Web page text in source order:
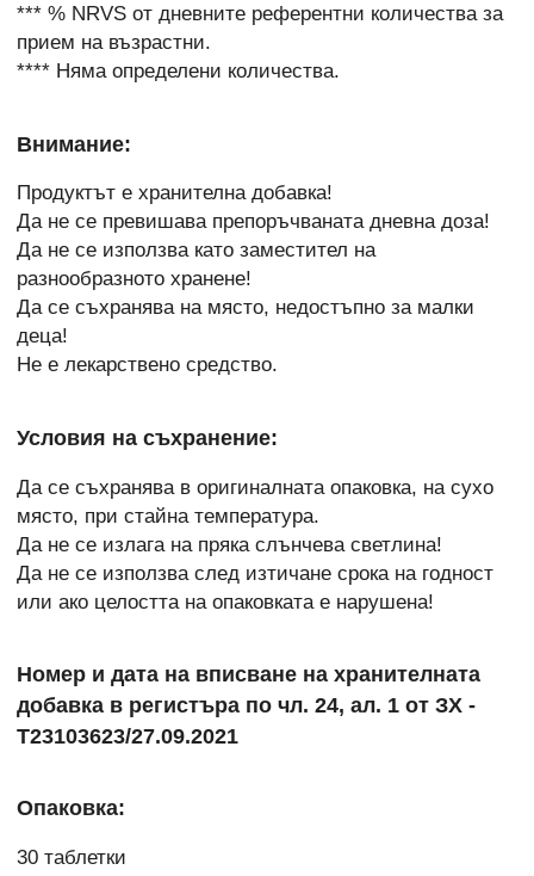
*** % NRVS от дневните референтни количества за
прием на възрастни.
**** Няма определени количества.
Внимание:
Продуктът е хранителна добавка!
Да не се превишава препоръчваната дневна доза!
Да не се използва като заместител на
разнообразното хранене!
Да се съхранява на място, недостъпно за малки
деца!
Не е лекарствено средство.
Условия на съхранение:
Да се съхранява в оригиналната опаковка, на сухо
място, при стайна температура.
Да не се излага на пряка слънчева светлина!
Да не се използва след изтичане срока на годност
или ако целостта на опаковката е нарушена!
Номер и дата на вписване на хранителната
добавка в регистъра по чл. 24, ал. 1 от ЗХ -
Т23103623/27.09.2021
Опаковка:
30 таблетки